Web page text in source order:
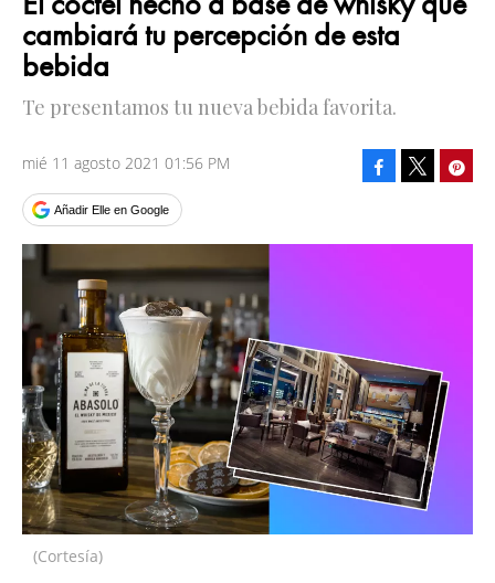
cambiará tu percepción de esta
bebida
Te presentamos tu nueva bebida favorita.
mié 11 agosto 2021 01:56 PM
Añadir Elle en Google
Facebook
(Cortesía)